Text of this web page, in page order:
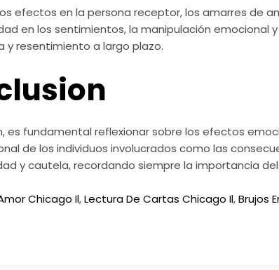
efectos en la persona receptor, los amarres de
en los sentimientos, la manipulación emocional
y resentimiento a largo plazo.
es fundamental reflexionar sobre los efectos
de los individuos involucrados como las
y cautela, recordando siempre la importancia
Chicago Il,Lectura De Cartas Chicago Il,Brujos